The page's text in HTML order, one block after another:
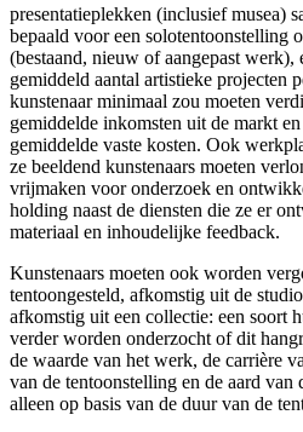
presentatieplekken (inclusief musea)
bepaald voor een solotentoonstelling
(bestaand, nieuw of aangepast werk),
gemiddeld aantal artistieke projecten
kunstenaar minimaal zou moeten
gemiddelde inkomsten uit de markt
gemiddelde vaste kosten. Ook
ze beeldend kunstenaars moeten
vrijmaken voor onderzoek en
holding naast de diensten die ze er
materiaal en inhoudelijke feedback.
Kunstenaars moeten ook worden
tentoongesteld, afkomstig uit de
afkomstig uit een collectie: een soort
verder worden onderzocht of dit
de waarde van het werk, de carrière
van de tentoonstelling en de aard
alleen op basis van de duur van de